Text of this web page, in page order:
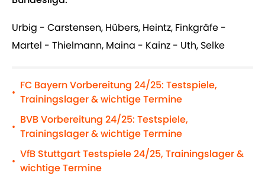
Urbig - Carstensen, Hübers, Heintz, Finkgräfe -
Martel - Thielmann, Maina - Kainz - Uth, Selke
•
FC Bayern Vorbereitung 24/25: Testspiele,
Trainingslager & wichtige Termine
•
BVB Vorbereitung 24/25: Testspiele,
Trainingslager & wichtige Termine
•
VfB Stuttgart Testspiele 24/25, Trainingslager &
wichtige Termine